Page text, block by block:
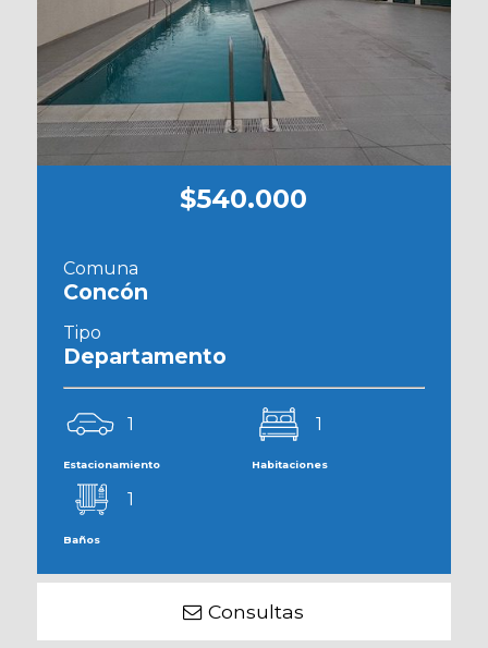
$540.000
Comuna
Concón
Tipo
Departamento
1
Estacionamiento
1
Habitaciones
1
Baños
Consultas